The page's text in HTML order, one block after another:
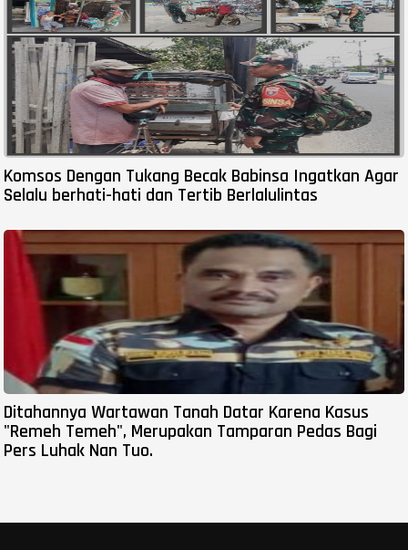
Komsos Dengan Tukang Becak Babinsa Ingatkan Agar
Selalu berhati-hati dan Tertib Berlalulintas
Ditahannya Wartawan Tanah Datar Karena Kasus
"Remeh Temeh", Merupakan Tamparan Pedas Bagi
Pers Luhak Nan Tuo.